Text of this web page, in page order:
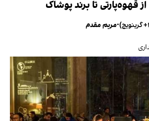
تا برند پوشاک
•مریم مقدم